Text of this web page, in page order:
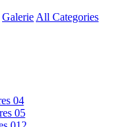
Galerie All Categories